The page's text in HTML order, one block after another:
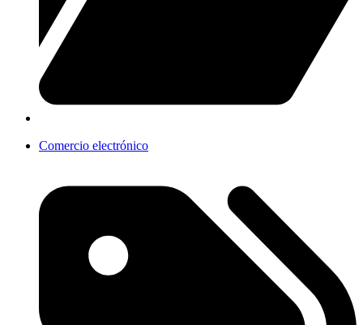
Comercio electrónico